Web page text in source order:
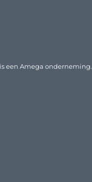
een Amega onderneming.